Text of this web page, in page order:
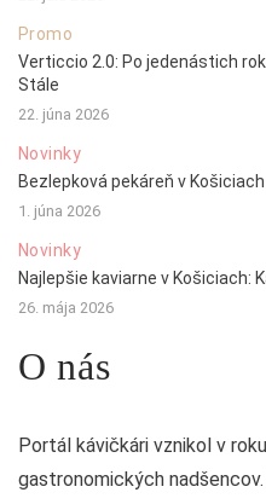
Promo
Verticcio 2.0: Po jedenástich
Stále
22. júna 2026
Novinky
Bezlepková pekáreň v
1. júna 2026
Novinky
Najlepšie kaviarne v Košiciach:
26. mája 2026
O nás
Portál kávičkári vznikol v
gastronomických